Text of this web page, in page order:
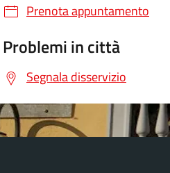
Prenota appuntamento
Problemi in città
Segnala disservizio